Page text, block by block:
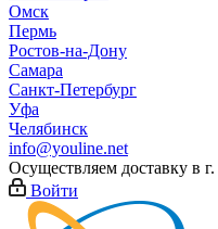
Омск
Пермь
Ростов-на-Дону
Самара
Санкт-Петербург
Уфа
Челябинск
info@youline.net
Осуществляем доставку в г.
Войти